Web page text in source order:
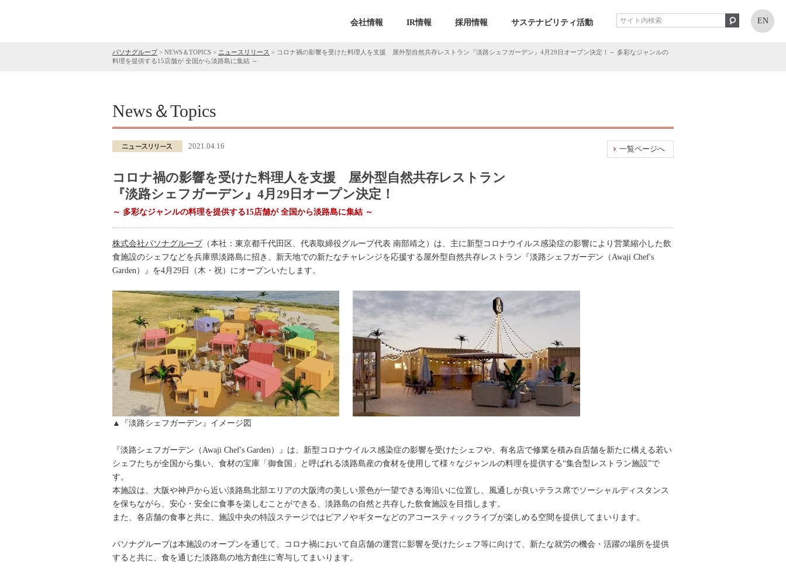
会社情報 IR情報 採用情報 サステナビリティ活動 EN
パソナグループ> NEWS＆TOPICS > ニュースリリース > コロナ禍の影響を受けた料理人を支援 屋外型自然共存レストラン『淡路シェフガーデン』4月29日オープン決定！～ 多彩なジャンルの
料理を提供する15店舗が 全国から淡路島に集結 ～
News＆Topics
一覧ページへ
2021.04.16
コロナ禍の影響を受けた料理人を支援 屋外型自然共存レストラン
『淡路シェフガーデン』4月29日オープン決定！
～ 多彩なジャンルの料理を提供する15店舗が 全国から淡路島に集結 ～
株式会社パソナグループ （本社：東京都千代田区、代表取締役グループ代表 南部靖之）は、主に新型コロナウイルス感染症の影響により営業縮小した飲
食施設のシェフなどを兵庫県淡路島に招き、新天地での新たなチャレンジを応援する屋外型自然共存レストラン『淡路シェフガーデン（Awaji Chef's
Garden）』を4月29日（木・祝）にオープンいたします。
▲『淡路シェフガーデン』イメージ図
『淡路シェフガーデン（Awaji Chef's Garden）』は、新型コロナウイルス感染症の影響を受けたシェフや、有名店で修業を積み自店舗を新たに構える若い
シェフたちが全国から集い、食材の宝庫「御食国」と呼ばれる淡路島産の食材を使用して様々なジャンルの料理を提供する“集合型レストラン施設”で
す。
本施設は、大阪や神戸から近い淡路島北部エリアの大阪湾の美しい景色が一望できる海沿いに位置し、風通しが良いテラス席でソーシャルディスタンス
を保ちながら、安心・安全に食事を楽しむことができる、淡路島の自然と共存した飲食施設を目指します。
また、各店舗の食事と共に、施設中央の特設ステージではピアノやギターなどのアコースティックライブが楽しめる空間を提供してまいります。
パソナグループは本施設のオープンを通じて、コロナ禍において自店舗の運営に影響を受けたシェフ等に向けて、新たな就労の機会・活躍の場所を提供
すると共に、食を通じた淡路島の地方創生に寄与してまいります。